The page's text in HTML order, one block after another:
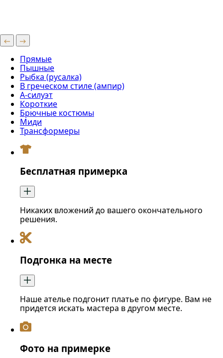
Прямые
Пышные
Рыбка (русалка)
В греческом стиле (ампир)
А-силуэт
Короткие
Брючные костюмы
Миди
Трансформеры
Бесплатная примерка
Никаких вложений до вашего окончательного
решения.
Подгонка на месте
Наше ателье подгонит платье по фигуре. Вам не
придется искать мастера в другом месте.
Фото на примерке